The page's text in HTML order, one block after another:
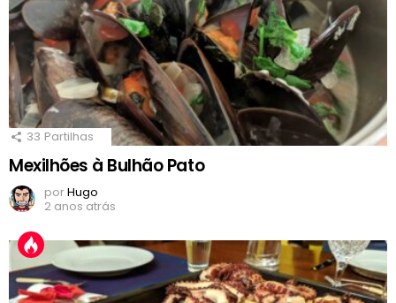
33 Partilhas
Mexilhões à Bulhão Pato
porHugo
2 anos atrás